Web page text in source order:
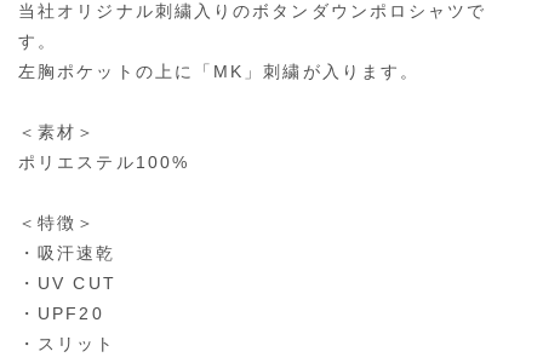
当社オリジナル刺繍入りのボタンダウンポロシャツで
す。
左胸ポケットの上に「MK」刺繍が入ります。
＜素材＞
ポリエステル100%
＜特徴＞
・吸汗速乾
・UV CUT
・UPF20
・スリット